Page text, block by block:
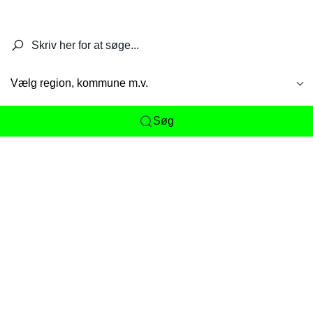
Vælg region, kommune m.v.
Søg